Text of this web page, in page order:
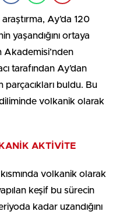
araştırma, Ay’da 120
yaşandığını ortaya
Akademisi’nden
tarafından Ay’dan
buldu. Bu
diliminde volkanik olarak
AKTİVİTE
volkanik olarak
keşif bu sürecin
kadar uzandığını